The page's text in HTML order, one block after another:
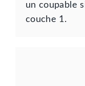
un coupable
couche 1.